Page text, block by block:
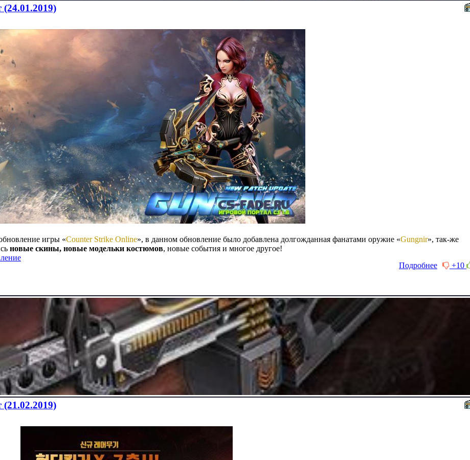
игры «Сounter Strike Online», в данном обновление было добавлена долгожданная фанатами оружие «Gungnir», так-же
новые скины, новые модельки костюмов, новые события и многое другое!
+10
Подробнее